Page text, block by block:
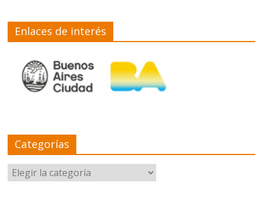
Enlaces de interés
Categorías
Categorías